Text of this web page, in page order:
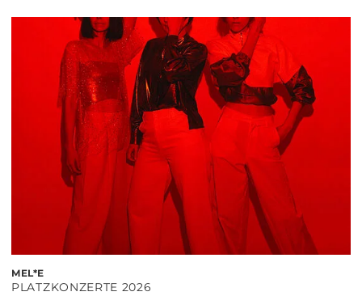
MEL*E
PLATZKONZERTE 2026